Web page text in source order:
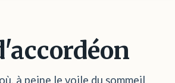
à peine le voile du sommeil